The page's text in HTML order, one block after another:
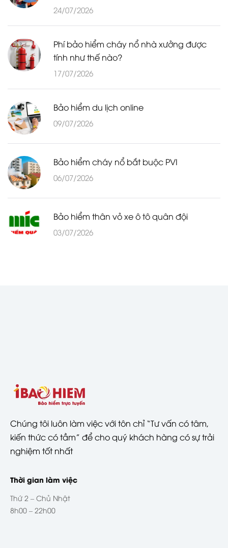
24/07/2026
Phí bảo hiểm cháy nổ nhà xưởng được
tính như thế nào?
17/07/2026
Bảo hiểm du lịch online
09/07/2026
Bảo hiểm cháy nổ bắt buộc PVI
06/07/2026
Bảo hiểm thân vỏ xe ô tô quân đội
03/07/2026
Chúng tôi luôn làm việc với tôn chỉ “Tư vấn có tâm,
kiến thức có tầm” để cho quý khách hàng có sự trải
nghiệm tốt nhất
Thời gian làm việc
Thứ 2 – Chủ Nhật
8h00 – 22h00